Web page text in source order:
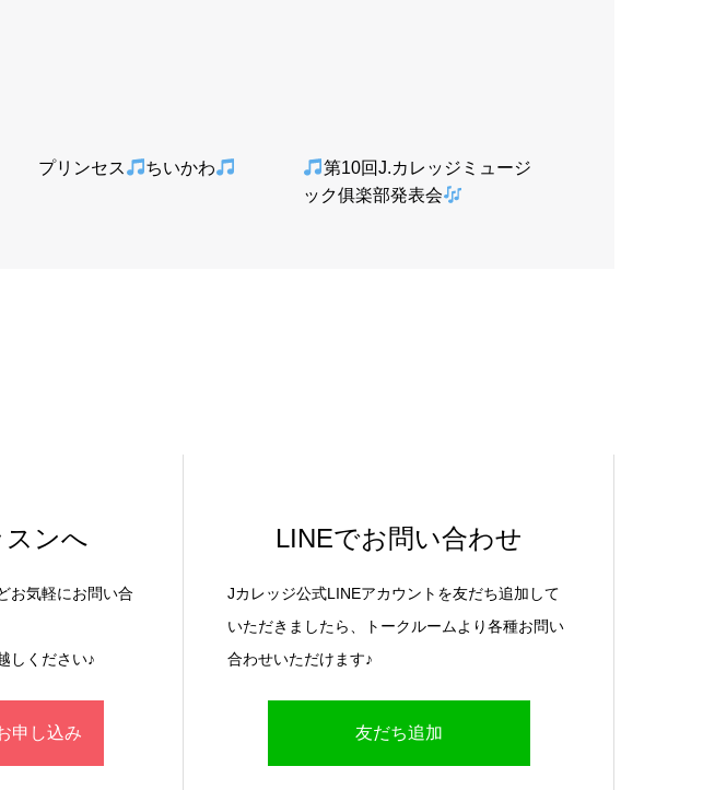
プリンセス ちいかわ
第10回J.カレッジミュージ
ック俱楽部発表会
スンへ
お気軽にお問い合
しください♪
申し込み
LINEでお問い合わせ
Jカレッジ公式LINEアカウントを友だち追加して
いただきましたら、トークルームより各種お問い
合わせいただけます♪
友だち追加